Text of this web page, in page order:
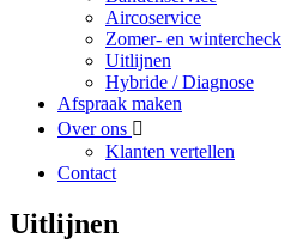
Aircoservice
Zomer- en wintercheck
Uitlijnen
Hybride / Diagnose
Afspraak maken
Over ons
Klanten vertellen
Contact
Uitlijnen